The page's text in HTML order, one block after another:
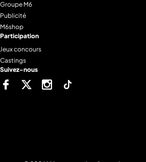
Groupe M6
Publicité
M6shop
Participation
Jeux concours
Castings
Suivez-nous
FacebookTwitter Instagram